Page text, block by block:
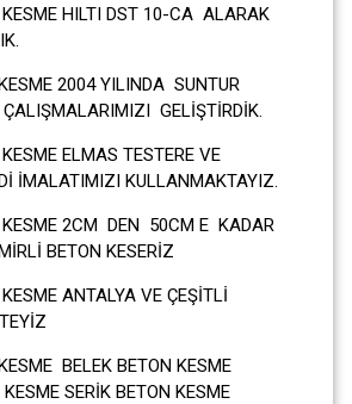
HILTI DST 10-CA ALARAK
2004 YILINDA SUNTUR
GELİŞTİRDİK.
ELMAS TESTERE VE
İMALATIMIZI KULLANMAKTAYIZ.
2CM DEN 50CM E KADAR
BETON KESERİZ
ANTALYA VE ÇEŞİTLİ
BELEK BETON KESME
SERİK BETON KESME